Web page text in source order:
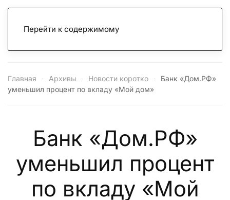
Перейти к содержимому
Главная Архивы Новости коротко
Банк «Дом.РФ»
уменьшил процент по вкладу «Мой дом»
Банк «Дом.РФ»
уменьшил процент
по вкладу «Мой